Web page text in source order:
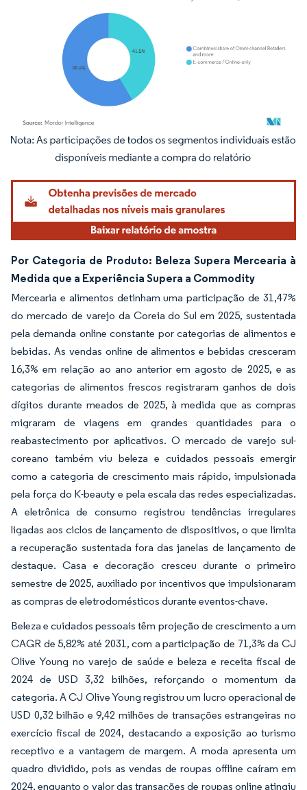
Imagem © Mordor Intelligence. O reuso requer atribuição conforme CC BY 4.0.
Por Categoria de Produto: Beleza Supera Mercearia à
Medida que a Experiência Supera a Commodity
Mercearia e alimentos detinham uma participação de 31,47%
do mercado de varejo da Coreia do Sul em 2025, sustentada
pela demanda online constante por categorias de alimentos e
bebidas. As vendas online de alimentos e bebidas cresceram
16,3% em relação ao ano anterior em agosto de 2025, e as
categorias de alimentos frescos registraram ganhos de dois
dígitos durante meados de 2025, à medida que as compras
migraram de viagens em grandes quantidades para o
reabastecimento por aplicativos. O mercado de varejo sul-
coreano também viu beleza e cuidados pessoais emergir
como a categoria de crescimento mais rápido, impulsionada
pela força do K-beauty e pela escala das redes especializadas.
A eletrônica de consumo registrou tendências irregulares
ligadas aos ciclos de lançamento de dispositivos, o que limita
a recuperação sustentada fora das janelas de lançamento de
destaque. Casa e decoração cresceu durante o primeiro
semestre de 2025, auxiliado por incentivos que impulsionaram
as compras de eletrodomésticos durante eventos-chave.
Beleza e cuidados pessoais têm projeção de crescimento a um
CAGR de 5,82% até 2031, com a participação de 71,3% da CJ
Olive Young no varejo de saúde e beleza e receita fiscal de
2024 de USD 3,32 bilhões, reforçando o momentum da
categoria. A CJ Olive Young registrou um lucro operacional de
USD 0,32 bilhão e 9,42 milhões de transações estrangeiras no
exercício fiscal de 2024, destacando a exposição ao turismo
receptivo e a vantagem de margem. A moda apresenta um
quadro dividido, pois as vendas de roupas offline caíram em
2024, enquanto o valor das transações de roupas online atingiu